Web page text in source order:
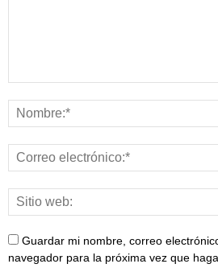
Guardar mi nombre, correo
navegador para la próxima vez que